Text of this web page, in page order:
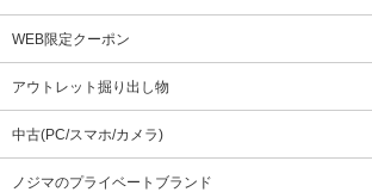
WEB限定クーポン
アウトレット掘り出し物
中古(PC/スマホ/カメラ)
ノジマのプライベートブランド